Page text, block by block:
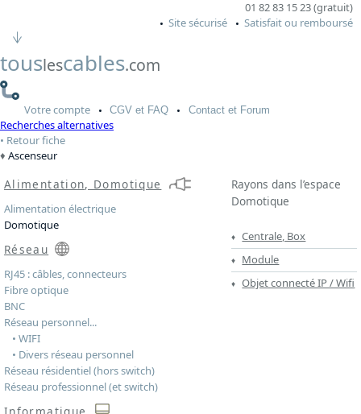
01 82 83 15 23 (gratuit)
Site sécurisé
Satisfait ou remboursé
touslescables.com
Votrecompte CGV et FAQ Contactet Forum
Recherches alternatives
Retour fiche
Ascenseur
Rayons dans l’espace
Domotique
Centrale, Box
Module
Objet connecté IP / Wifi
Alimentation, Domotique
Alimentation électrique
Domotique
Réseau
RJ45 : câbles, connecteurs
Fibre optique
BNC
Réseau personnel...
• WIFI
• Divers réseau personnel
Réseau résidentiel (hors switch)
Réseau professionnel (et switch)